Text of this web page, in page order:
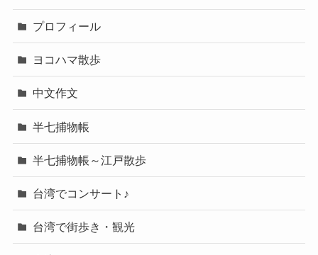
プロフィール
ヨコハマ散歩
中文作文
半七捕物帳
半七捕物帳～江戸散歩
台湾でコンサート♪
台湾で街歩き・観光